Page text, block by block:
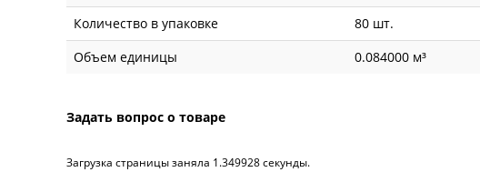
Количество в упаковке
80 шт.
Объем единицы
0.084000 м³
Задать вопрос о товаре
Загрузка страницы заняла 1.349928 секунды.